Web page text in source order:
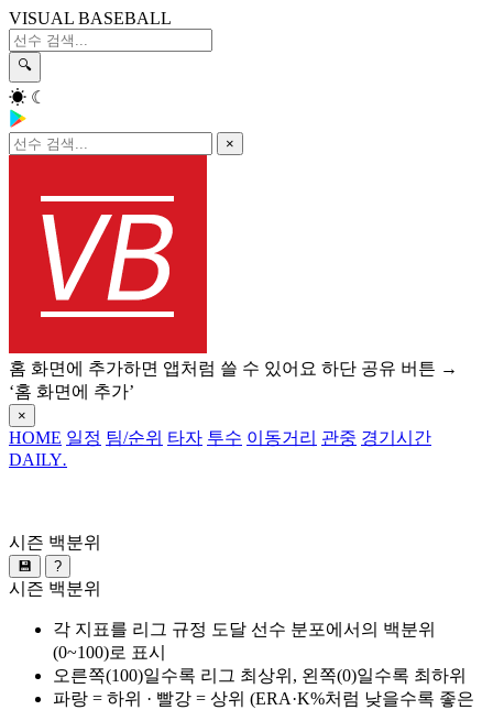
VISUAL BASEBALL
🔍
☀ ☾
×
홈 화면에 추가하면 앱처럼 쓸 수 있어요 하단 공유 버튼 →
‘홈 화면에 추가’
×
HOME 일정 팀/순위 타자 투수 이동거리 관중 경기시간
DAILY.
시즌 백분위
💾 ?
시즌 백분위
각 지표를 리그 규정 도달 선수 분포에서의 백분위
(0~100)로 표시
오른쪽(100)일수록 리그 최상위, 왼쪽(0)일수록 최하위
파랑 = 하위 · 빨강 = 상위 (ERA·K%처럼 낮을수록 좋은